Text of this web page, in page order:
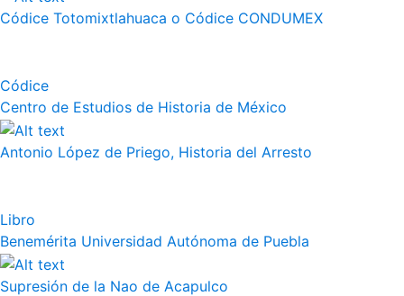
Códice Totomixtlahuaca o Códice CONDUMEX
Códice
Centro de Estudios de Historia de México
Antonio López de Priego, Historia del Arresto
Libro
Benemérita Universidad Autónoma de Puebla
Supresión de la Nao de Acapulco